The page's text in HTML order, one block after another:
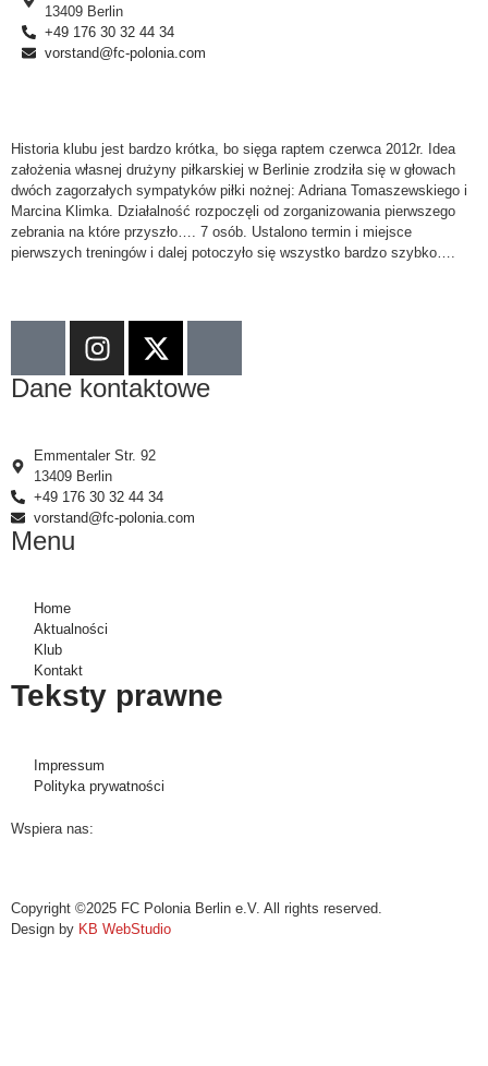
13409 Berlin
+49 176 30 32 44 34
vorstand@fc-polonia.com
Historia klubu jest bardzo krótka, bo sięga raptem czerwca 2012r. Idea
założenia własnej drużyny piłkarskiej w Berlinie zrodziła się w głowach
dwóch zagorzałych sympatyków piłki nożnej: Adriana Tomaszewskiego i
Marcina Klimka. Działalność rozpoczęli od zorganizowania pierwszego
zebrania na które przyszło…. 7 osób. Ustalono termin i miejsce
pierwszych treningów i dalej potoczyło się wszystko bardzo szybko….
Dane kontaktowe
Emmentaler Str. 92
13409 Berlin
+49 176 30 32 44 34
vorstand@fc-polonia.com
Menu
Home
Aktualności
Klub
Kontakt
Teksty prawne
Impressum
Polityka prywatności
Wspiera nas:
Copyright ©2025 FC Polonia Berlin e.V. All rights reserved.
Design by KB WebStudio